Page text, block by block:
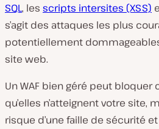
SQL, les scripts intersites (XSS)
s’agit des attaques les plus
potentiellement
site web.
Un WAF bien géré peut bloquer
qu’elles n’atteignent votre site,
risque d’une faille de sécurité